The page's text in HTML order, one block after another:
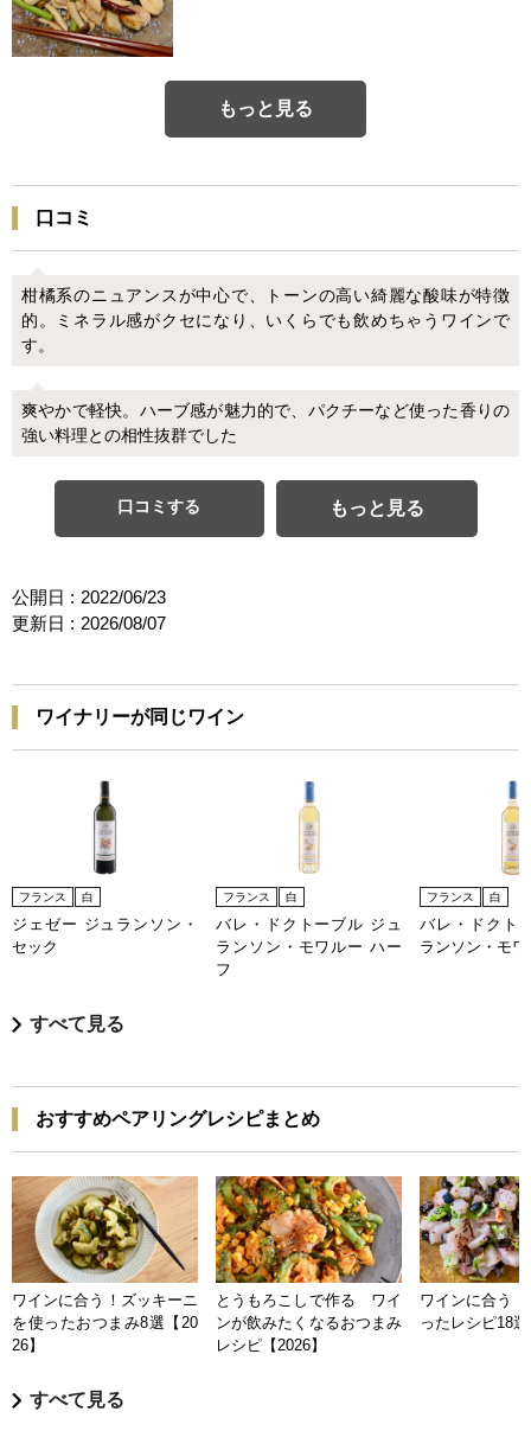
もっと見る
口コミ
柑橘系のニュアンスが中心で、トーンの高い綺麗な酸味が特徴
的。ミネラル感がクセになり、いくらでも飲めちゃうワインで
す。
爽やかで軽快。ハーブ感が魅力的で、パクチーなど使った香りの
強い料理との相性抜群でした
口コミする もっと見る
公開日 : 2022/06/23
更新日 : 2026/08/07
ワイナリーが同じワイン
フランス 白
ジェゼー ジュランソン・
セック
フランス 白
バレ・ドクトーブル ジュ
ランソン・モワルー ハー
フ
フランス 白
バレ・ドクト
ランソン・モワ
すべて見る
おすすめペアリングレシピまとめ
ワインに合う！ズッキーニ
を使ったおつまみ8選【20
26】
とうもろこしで作る ワイ
ンが飲みたくなるおつまみ
レシピ【2026】
ワインに合う
ったレシピ18
すべて見る